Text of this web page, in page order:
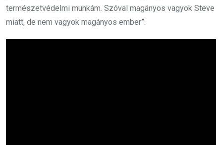
természetvédelmi munkám. Szóval magányos vagyok Steve
miatt, de nem vagyok magányos ember”.